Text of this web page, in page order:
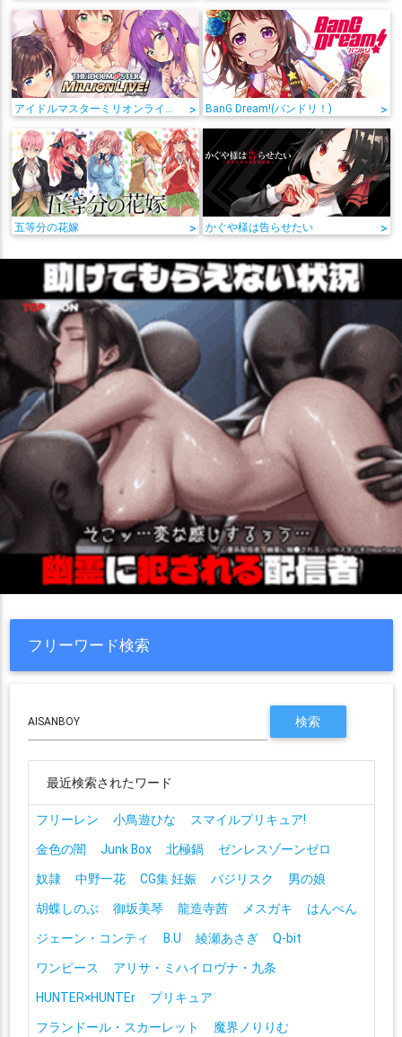
> BanG Dream!(バンドリ！) >
五等分の花嫁 > かぐや様は告らせたい >
フリーワード検索
最近検索されたワード
フリーレン 小鳥遊ひな
スマイルプリキュア!
金色の闇
Junk Box 北極鍋
ゼンレスゾーンゼロ
奴隷
中野一花 CG集 妊娠 バジリスク
男の娘
胡蝶しのぶ
御坂美琴 龍造寺茜 メスガキ
はんぺん
ジェーン・コンティ
B.U 綾瀬あさぎ
Q-bit
ワンピース
アリサ・ミハイロヴナ・九条
HUNTER×HUNTEr
プリキュア
フランドール・スカーレット
魔界ノりりむ